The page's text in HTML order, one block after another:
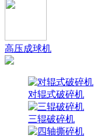
高压成球机
对辊式破碎机
三辊破碎机